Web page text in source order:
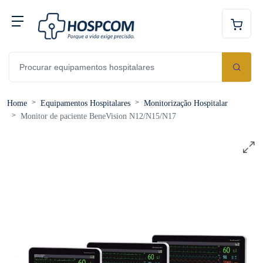
Home Equipamentos Hospitalares
Monitorização Hospitalar
Monitor de paciente BeneVision N12/N15/N17